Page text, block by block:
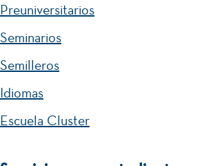
Preuniversitarios
Seminarios
Semilleros
Idiomas
Escuela Cluster